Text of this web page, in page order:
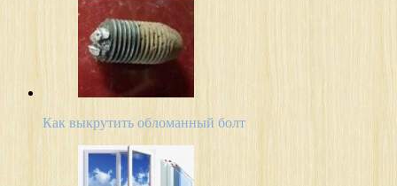
Как выкрутить обломанный болт